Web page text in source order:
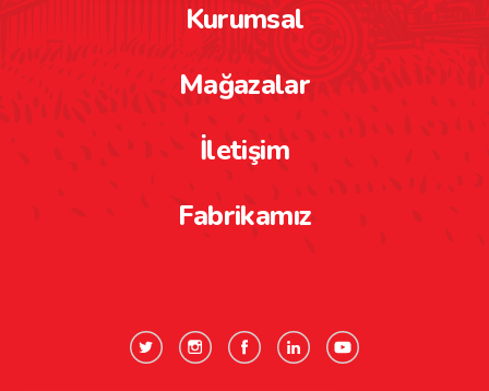
Kurumsal
Mağazalar
İletişim
Fabrikamız